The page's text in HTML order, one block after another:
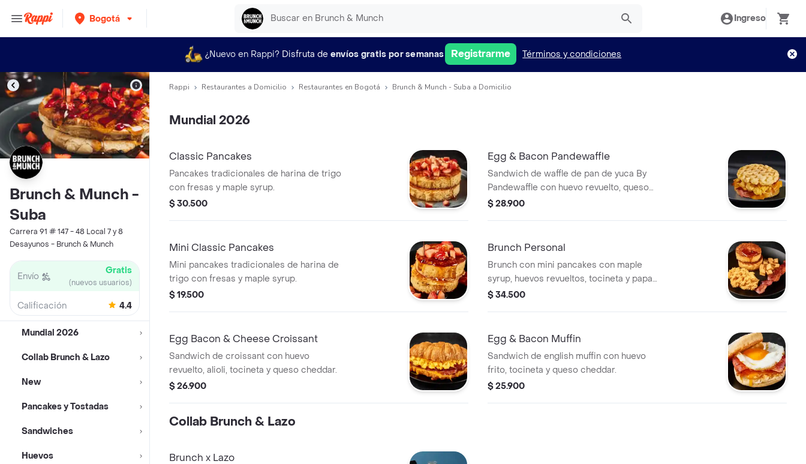
Bogotá Ingreso
¿Nuevo en Rappi? Disfruta de envíos gratis por semanas Registrarme Términos y condiciones
Brunch & Munch -
Suba
Carrera 91 # 147 - 48 Local 7 y 8
Desayunos - Brunch & Munch
Envío Gratis
(nuevos usuarios)
Calificación 4.4
Mundial 2026
Collab Brunch & Lazo
New
Pancakes y Tostadas
Sandwiches
Huevos
Rappi Restaurantes a Domicilio Restaurantes en Bogotá Brunch & Munch - Suba a Domicilio
Mundial 2026
Classic Pancakes
Pancakes tradicionales de harina de trigo
con fresas y maple syrup.
$ 30.500
Egg & Bacon Pandewaffle
Sandwich de waffle de pan de yuca By
Pandewaffle con huevo revuelto, queso
cheddar y tocineta crocante.
$ 28.900
Mini Classic Pancakes
Mini pancakes tradicionales de harina de
trigo con fresas y maple syrup.
$ 19.500
Brunch Personal
Brunch con mini pancakes con maple
syrup, huevos revueltos, tocineta y papas
rostizadas.
$ 34.500
Egg Bacon & Cheese Croissant
Sandwich de croissant con huevo
revuelto, alioli, tocineta y queso cheddar.
$ 26.900
Egg & Bacon Muffin
Sandwich de english muffin con huevo
frito, tocineta y queso cheddar.
$ 25.900
Collab Brunch & Lazo
Brunch x Lazo